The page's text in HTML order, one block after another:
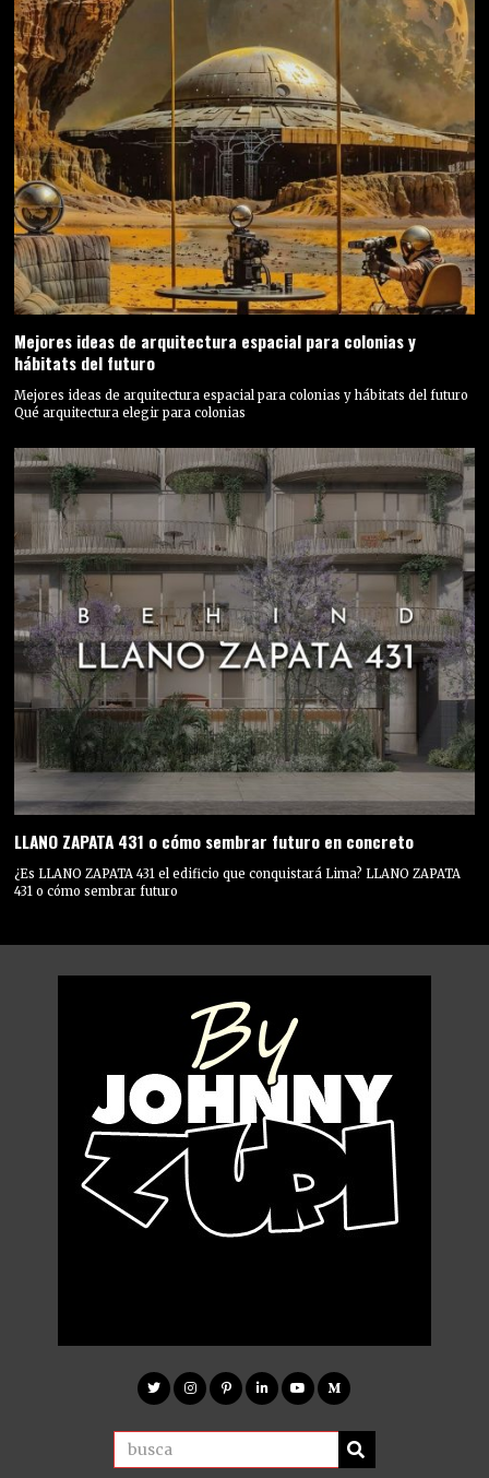
Mejores ideas de arquitectura espacial para colonias y
hábitats del futuro
Mejores ideas de arquitectura espacial para colonias y hábitats del futuro
Qué arquitectura elegir para colonias
LLANO ZAPATA 431 o cómo sembrar futuro en concreto
¿Es LLANO ZAPATA 431 el edificio que conquistará Lima? LLANO ZAPATA
431 o cómo sembrar futuro